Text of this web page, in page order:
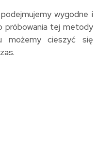
wygodne i
próbowania tej metody
możemy cieszyć się